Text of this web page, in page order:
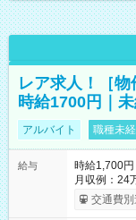
レア求人！［
時給1700円｜
アルバイト 職種未
給与
時給1,700
月収例：24万9900円
り） 【
交通費別